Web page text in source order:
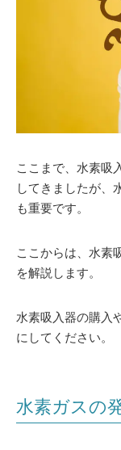
ここまで、水素吸
してきましたが、
も重要です。
ここからは、水素
を解説します。
水素吸入器の購入
にしてください。
水素ガスの